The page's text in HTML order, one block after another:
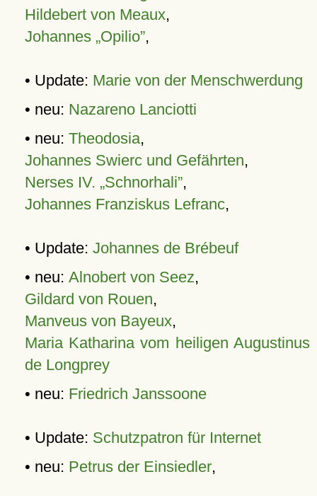
Hildebert von Meaux,
Johannes „Opilio”,
• Update: Marie von der Menschwerdung
• neu: Nazareno Lanciotti
• neu: Theodosia,
Johannes Swierc und Gefährten,
Nerses IV. „Schnorhali”,
Johannes Franziskus Lefranc,
• Update: Johannes de Brébeuf
• neu: Alnobert von Seez,
Gildard von Rouen,
Manveus von Bayeux,
Maria Katharina vom heiligen Augustinus
de Longprey
• neu: Friedrich Janssoone
• Update: Schutzpatron für Internet
• neu: Petrus der Einsiedler,